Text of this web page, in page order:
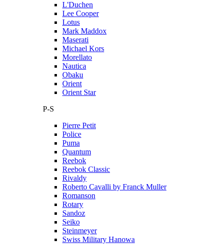
L'Duchen
Lee Cooper
Lotus
Mark Maddox
Maserati
Michael Kors
Morellato
Nautica
Obaku
Orient
Orient Star
P-S
Pierre Petit
Police
Puma
Quantum
Reebok
Reebok Classic
Rivaldy
Roberto Cavalli by Franck Muller
Romanson
Rotary
Sandoz
Seiko
Steinmeyer
Swiss Military Hanowa